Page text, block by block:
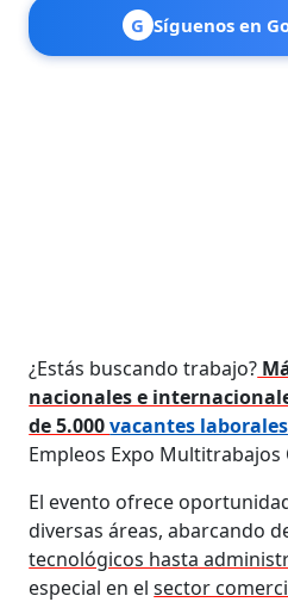
G Síguenos en
¿Estás buscando trabajo?
nacionales e
de 5.000vacantes laborales
Empleos Expo Multitrabajos
El evento ofrece
diversas áreas, abarcando
tecnológicos hasta
especial en elsector